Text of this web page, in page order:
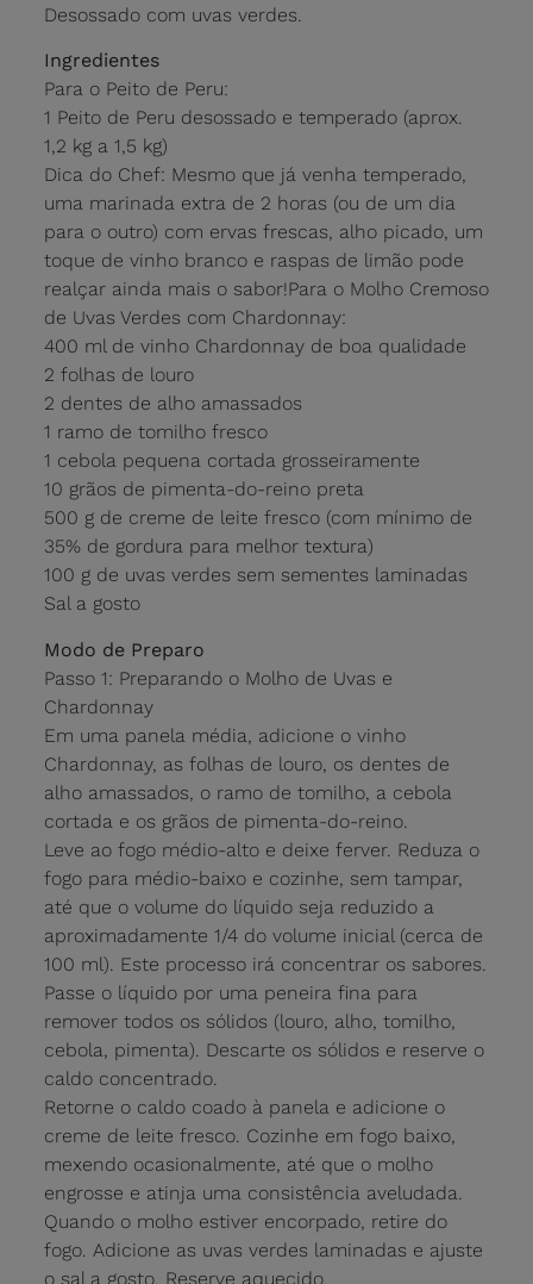
Desossado com uvas verdes.
Ingredientes
Para o Peito de Peru:
1 Peito de Peru desossado e temperado (aprox.
1,2 kg a 1,5 kg)
Dica do Chef: Mesmo que já venha temperado,
uma marinada extra de 2 horas (ou de um dia
para o outro) com ervas frescas, alho picado, um
toque de vinho branco e raspas de limão pode
realçar ainda mais o sabor!Para o Molho Cremoso
de Uvas Verdes com Chardonnay:
400 ml de vinho Chardonnay de boa qualidade
2 folhas de louro
2 dentes de alho amassados
1 ramo de tomilho fresco
1 cebola pequena cortada grosseiramente
10 grãos de pimenta-do-reino preta
500 g de creme de leite fresco (com mínimo de
35% de gordura para melhor textura)
100 g de uvas verdes sem sementes laminadas
Sal a gosto
Modo de Preparo
Passo 1: Preparando o Molho de Uvas e
Chardonnay
Em uma panela média, adicione o vinho
Chardonnay, as folhas de louro, os dentes de
alho amassados, o ramo de tomilho, a cebola
cortada e os grãos de pimenta-do-reino.
Leve ao fogo médio-alto e deixe ferver. Reduza o
fogo para médio-baixo e cozinhe, sem tampar,
até que o volume do líquido seja reduzido a
aproximadamente 1/4 do volume inicial (cerca de
100 ml). Este processo irá concentrar os sabores.
Passe o líquido por uma peneira fina para
remover todos os sólidos (louro, alho, tomilho,
cebola, pimenta). Descarte os sólidos e reserve o
caldo concentrado.
Retorne o caldo coado à panela e adicione o
creme de leite fresco. Cozinhe em fogo baixo,
mexendo ocasionalmente, até que o molho
engrosse e atinja uma consistência aveludada.
Quando o molho estiver encorpado, retire do
fogo. Adicione as uvas verdes laminadas e ajuste
o sal a gosto. Reserve aquecido.